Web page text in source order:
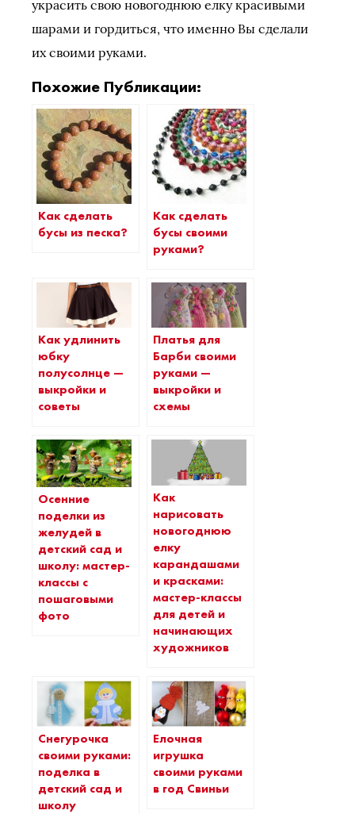
украсить свою новогоднюю елку красивыми
шарами и гордиться, что именно Вы сделали
их своими руками.
Похожие Публикации:
Как сделать
бусы из песка?
Как сделать
бусы своими
руками?
Как удлинить
юбку
полусолнце —
выкройки и
советы
Платья для
Барби своими
руками —
выкройки и
схемы
Осенние
поделки из
желудей в
детский сад и
школу: мастер-
классы с
пошаговыми
фото
Как
нарисовать
новогоднюю
елку
карандашами
и красками:
мастер-классы
для детей и
начинающих
художников
Снегурочка
своими руками:
поделка в
детский сад и
школу
Елочная
игрушка
своими руками
в год Свиньи